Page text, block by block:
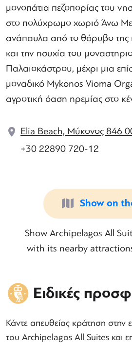
μονοπάτια πεζοπορίας του
στο πολύχρωμο χωριό Άνω
ανάπαυλα από το θόρυβο της
και την ησυχία του
Παλαιοκάστρου, μέχρι μια
μοναδικό Mykonos Vioma
αγροτική όαση ηρεμίας στο
Elia Beach, Μύκονος 846
+30 22890 720-12
Show on
Show Archipelagos All
with its nearby
Ειδικές
Κάντε απευθείας κράτηση στην
του Archipelagos All Suites και